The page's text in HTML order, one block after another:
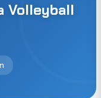
Volleyball